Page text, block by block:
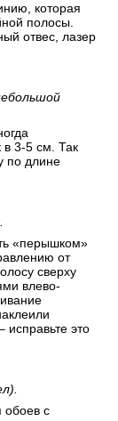
которая
полосы.
отвес, лазер
в 3-5 см. Так
по длине
«перышком»
от
сверху
влево-
это
обоев с